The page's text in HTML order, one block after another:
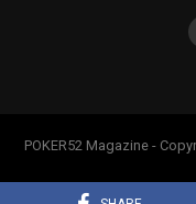
est
Timothée Rey
Ces deux derniers
POKER52 Magazine -